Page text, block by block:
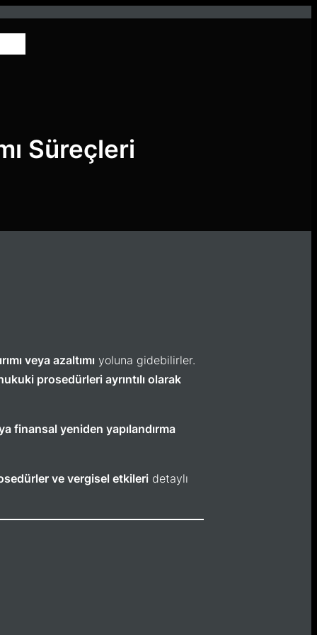
Süreçleri
veya azaltımı yoluna gidebilirler.
prosedürleri ayrıntılı olarak
finansal yeniden yapılandırma
ve vergisel etkileri detaylı